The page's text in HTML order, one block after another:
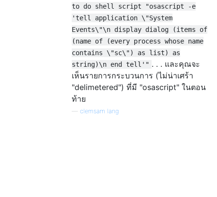
to do shell script "osascript -e
'tell application \"System
Events\"\n display dialog (items of
(name of (every process whose name
contains \"sc\") as list) as
string)\n end tell'" . . . และคุณจะ
เห็นรายการกระบวนการ (ไม่น่าเศร้า
"delimetered") ที่มี "osascript" ในตอน
ท้าย
clemsam lang